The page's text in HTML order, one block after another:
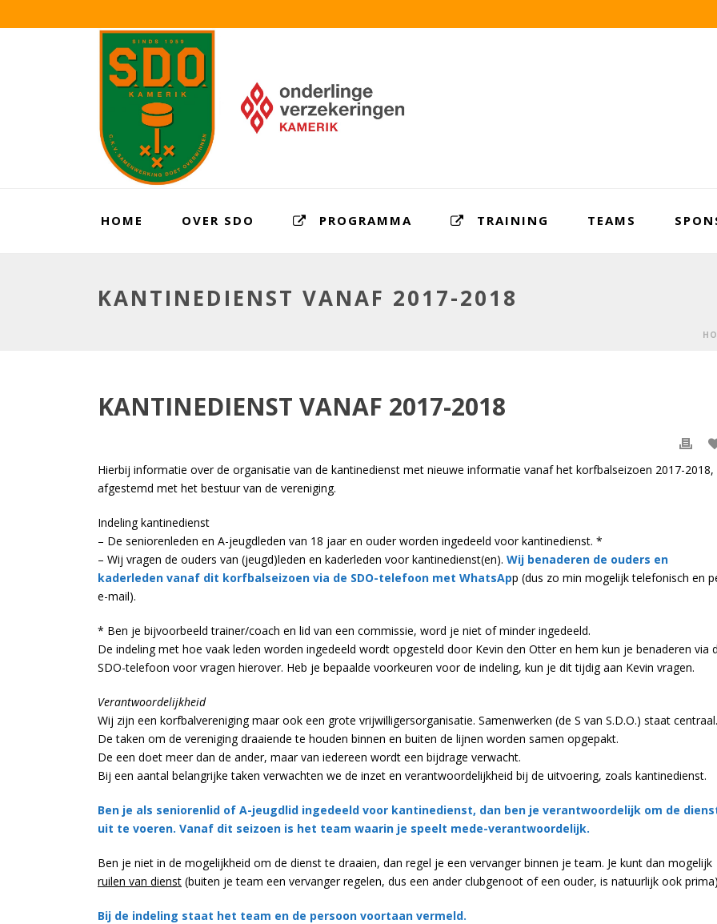
HOME OVER SDO PROGRAMMA TRAINING TEAMS
KANTINEDIENST VANAF 2017-2018
KANTINEDIENST VANAF 2017-2018
Hierbij informatie over de organisatie van de kantinedienst met nieuwe informatie vanaf het korfbalseizoen 2017-2018,
afgestemd met het bestuur van de vereniging.
Indeling kantinedienst
– De seniorenleden en A-jeugdleden van 18 jaar en ouder worden ingedeeld voor kantinedienst. *
– Wij vragen de ouders van (jeugd)leden en kaderleden voor kantinedienst(en). Wij benaderen de ouders en
kaderleden vanaf dit korfbalseizoen via de SDO-telefoon met WhatsApp (dus zo min mogelijk telefonisch en
e-mail).
* Ben je bijvoorbeeld trainer/coach en lid van een commissie, word je niet of minder ingedeeld.
De indeling met hoe vaak leden worden ingedeeld wordt opgesteld door Kevin den Otter en hem kun je benaderen via
SDO-telefoon voor vragen hierover. Heb je bepaalde voorkeuren voor de indeling, kun je dit tijdig aan Kevin vragen.
Verantwoordelijkheid
Wij zijn een korfbalvereniging maar ook een grote vrijwilligersorganisatie. Samenwerken (de S van S.D.O.) staat centraal.
De taken om de vereniging draaiende te houden binnen en buiten de lijnen worden samen opgepakt.
De een doet meer dan de ander, maar van iedereen wordt een bijdrage verwacht.
Bij een aantal belangrijke taken verwachten we de inzet en verantwoordelijkheid bij de uitvoering, zoals kantinedienst.
Ben je als seniorenlid of A-jeugdlid ingedeeld voor kantinedienst, dan ben je verantwoordelijk om de
uit te voeren. Vanaf dit seizoen is het team waarin je speelt mede-verantwoordelijk.
Ben je niet in de mogelijkheid om de dienst te draaien, dan regel je een vervanger binnen je team. Je kunt dan mogelijk
ruilen van dienst (buiten je team een vervanger regelen, dus een ander clubgenoot of een ouder, is natuurlijk ook
Bij de indeling staat het team en de persoon voortaan vermeld.